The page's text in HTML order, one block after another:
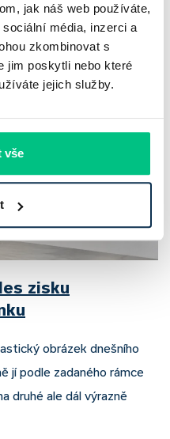
jak náš web používáte,
média, inzerci a
zkombinovat s
jim poskytli nebo které
jejich služby.
vše
zisku
obrázek dnešního
jí podle zadaného rámce
druhé ale dál výrazně